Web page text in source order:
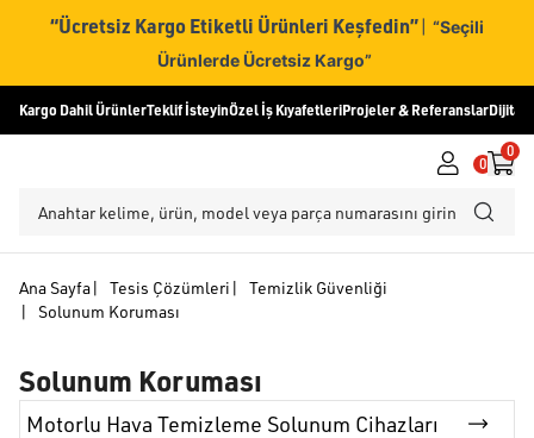
“Ücretsiz Kargo Etiketli Ürünleri Keşfedin” | “Seçili
Ürünlerde Ücretsiz Kargo”
Kargo Dahil ÜrünlerTeklif İsteyinÖzel İş KıyafetleriProjeler & ReferanslarDijital
0
0
Ana Sayfa| Tesis Çözümleri |
Temizlik Güvenliği
|
Solunum Koruması
Solunum Koruması
Motorlu Hava Temizleme Solunum Cihazları